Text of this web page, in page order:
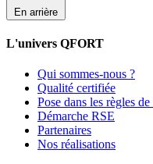
En arrière
L'univers QFORT
Qui sommes-nous ?
Qualité certifiée
Pose dans les règles de
Démarche RSE
Partenaires
Nos réalisations